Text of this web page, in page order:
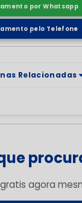
por Whatsapp
pelo Telefone
Relacionadas
agora